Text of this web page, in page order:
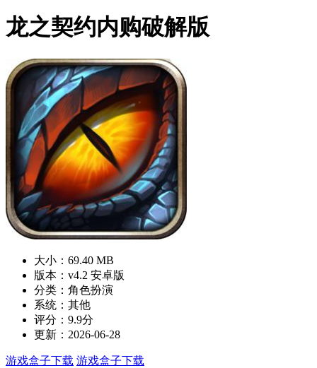
龙之契约内购破解版
大小：69.40 MB
版本：v4.2 安卓版
分类：角色扮演
系统：其他
评分：9.9分
更新：2026-06-28
游戏盒子下载 游戏盒子下载